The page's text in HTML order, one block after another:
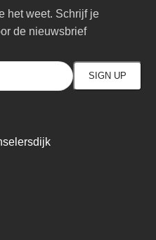
het weet. Schrijf je
de nieuwsbrief